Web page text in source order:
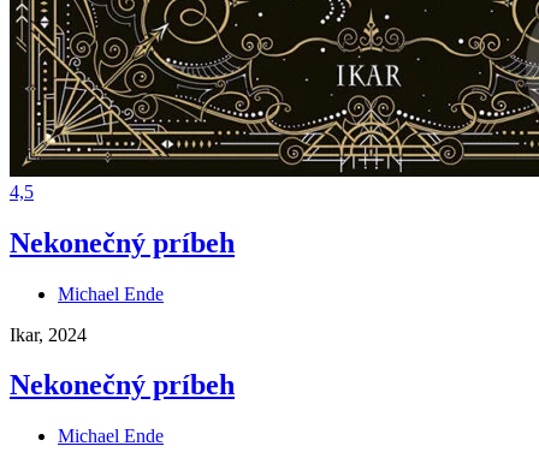
4,5
Nekonečný príbeh
Michael Ende
Ikar, 2024
Nekonečný príbeh
Michael Ende